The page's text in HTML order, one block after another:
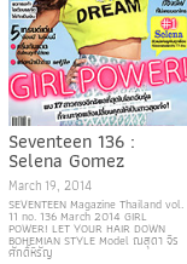
Seventeen 136 :
Selena Gomez
March 19, 2014
SEVENTEEN Magazine Thailand vol.
11 no. 136 March 2014 GIRL
POWER! LET YOUR HAIR DOWN
BOHEMIAN STYLE Model ณสุดา จิร
ศักดิ์หิรัญ